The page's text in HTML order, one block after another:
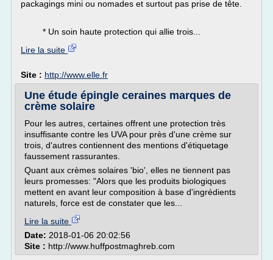
packagings mini ou nomades et surtout pas prise de tête.
* Un soin haute protection qui allie trois...
Lire la suite
Site : http://www.elle.fr
Une étude épingle ceraines marques de
crème solaire
Pour les autres, certaines offrent une protection très
insuffisante contre les UVA pour près d'une crème sur
trois, d'autres contiennent des mentions d'étiquetage
faussement rassurantes.
Quant aux crèmes solaires 'bio', elles ne tiennent pas
leurs promesses: "Alors que les produits biologiques
mettent en avant leur composition à base d'ingrédients
naturels, force est de constater que les...
Lire la suite
Date: 2018-01-06 20:02:56
Site : http://www.huffpostmaghreb.com